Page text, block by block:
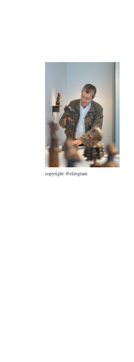
copyright @elzogram